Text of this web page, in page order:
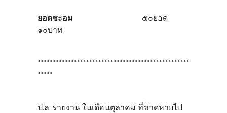
ยอดชะอม ๕๐ยอด
๑๐บาท
**************************************************
*****
ป.ล. รายงาน ในเดือนตุลาคม ที่ขาดหายไป